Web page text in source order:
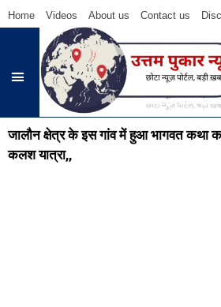
Home Videos About us Contact us
जालौन क्षेत्र के इस गांव में हुआ भागवत कथा
कलश यात्रा,,